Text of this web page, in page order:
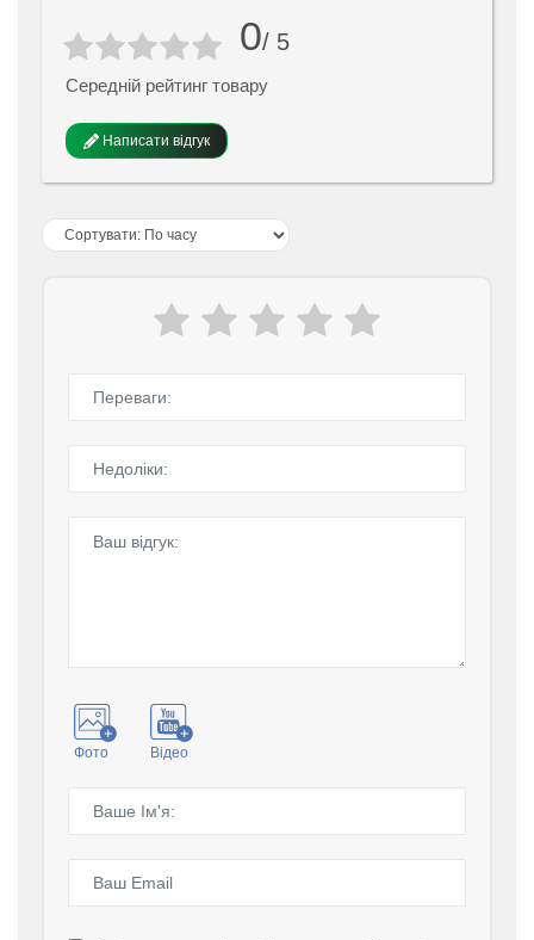
0/ 5
Середній рейтинг товару
Написати відгук
Фото Відео